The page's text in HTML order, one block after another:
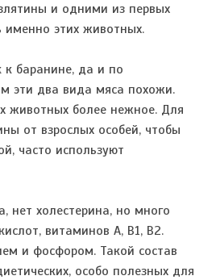
и одними из первых
этих животных.
к баранине, да и по
эти два вида мяса похожи.
животных более нежное. Для
от взрослых особей, чтобы
часто используют
нет холестерина, но много
витаминов А, В1, В2.
и фосфором. Такой состав
особо полезных для